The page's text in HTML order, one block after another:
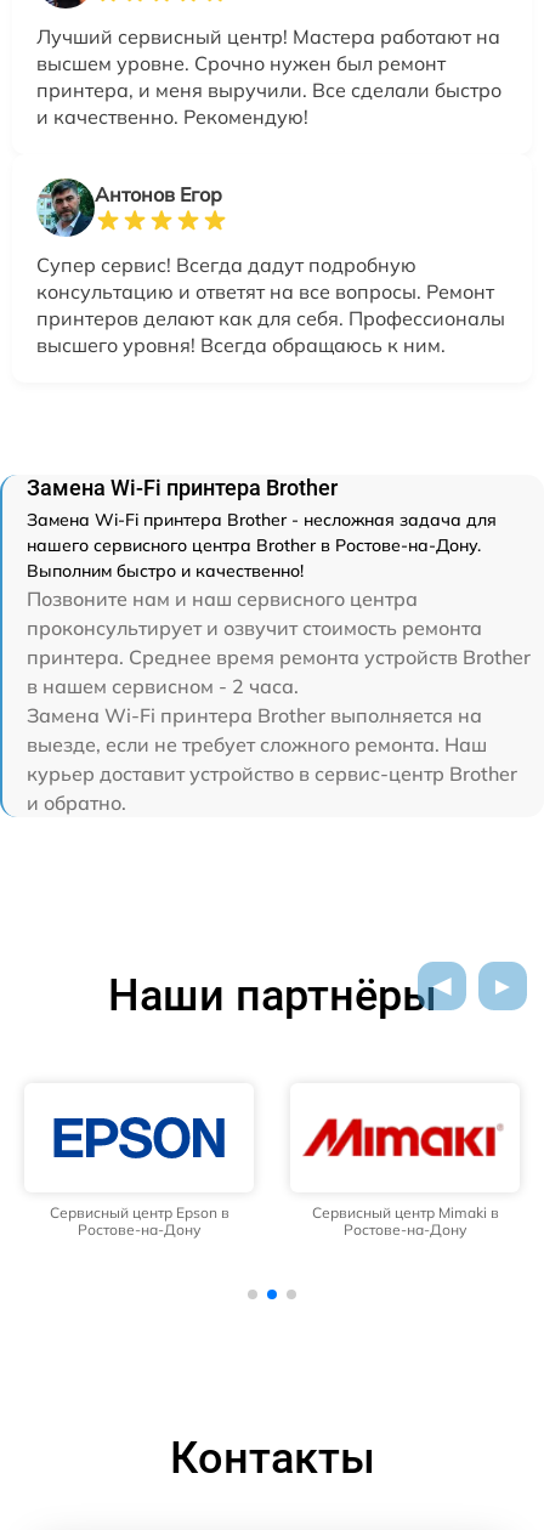
Лучший сервисный центр! Мастера работают на
высшем уровне. Срочно нужен был ремонт
принтера, и меня выручили. Все сделали быстро
и качественно. Рекомендую!
Антонов Егор
Супер сервис! Всегда дадут подробную
консультацию и ответят на все вопросы. Ремонт
принтеров делают как для себя. Профессионалы
высшего уровня! Всегда обращаюсь к ним.
Замена Wi-Fi принтера Brother
Замена Wi-Fi принтера Brother - несложная задача для
нашего сервисного центра Brother в Ростове-на-Дону.
Выполним быстро и качественно!
Позвоните нам и наш сервисного центра
проконсультирует и озвучит стоимость ремонта
принтера. Среднее время ремонта устройств Brother
в нашем сервисном - 2 часа.
Замена Wi-Fi принтера Brother выполняется на
выезде, если не требует сложного ремонта. Наш
курьер доставит устройство в сервис-центр Brother
и обратно.
Наши партнёры
Сервисный центр Epson в
Ростове-на-Дону
Сервисный центр Mimaki в
Ростове-на-Дону
Контакты